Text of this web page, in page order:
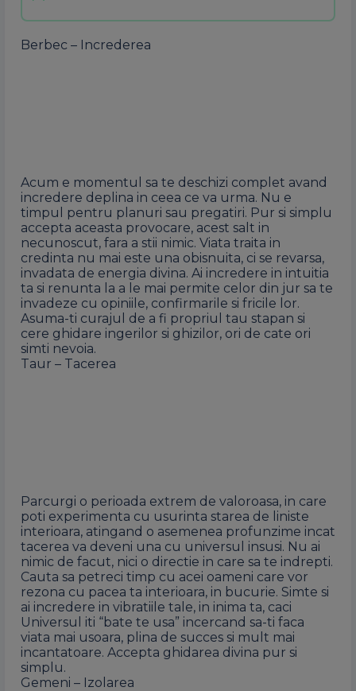
Berbec – Increderea
Acum e momentul sa te deschizi complet avand
incredere deplina in ceea ce va urma. Nu e
timpul pentru planuri sau pregatiri. Pur si simplu
accepta aceasta provocare, acest salt in
necunoscut, fara a stii nimic. Viata traita in
credinta nu mai este una obisnuita, ci se revarsa,
invadata de energia divina. Ai incredere in intuitia
ta si renunta la a le mai permite celor din jur sa te
invadeze cu opiniile, confirmarile si fricile lor.
Asuma-ti curajul de a fi propriul tau stapan si
cere ghidare ingerilor si ghizilor, ori de cate ori
simti nevoia.
Taur – Tacerea
Parcurgi o perioada extrem de valoroasa, in care
poti experimenta cu usurinta starea de liniste
interioara, atingand o asemenea profunzime incat
tacerea va deveni una cu universul insusi. Nu ai
nimic de facut, nici o directie in care sa te indrepti.
Cauta sa petreci timp cu acei oameni care vor
rezona cu pacea ta interioara, in bucurie. Simte si
ai incredere in vibratiile tale, in inima ta, caci
Universul iti “bate te usa” incercand sa-ti faca
viata mai usoara, plina de succes si mult mai
incantatoare. Accepta ghidarea divina pur si
simplu.
Gemeni – Izolarea